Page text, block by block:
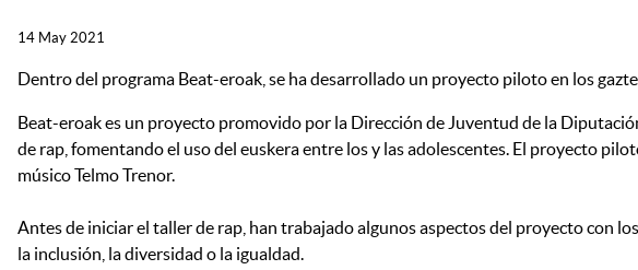
14 May 2021
Dentro del programa Beat-eroak, se ha desarrollado un proyecto piloto en los
Beat-eroak es un proyecto promovido por la Dirección de Juventud de la
de rap, fomentando el uso del euskera entre los y las adolescentes. El proyecto
músico Telmo Trenor.
Antes de iniciar el taller de rap, han trabajado algunos aspectos del proyecto con
la inclusión, la diversidad o la igualdad.